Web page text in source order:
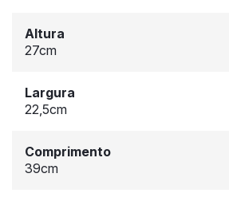
Altura
27cm
Largura
22,5cm
Comprimento
39cm